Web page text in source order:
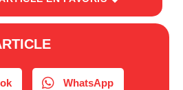
WhatsApp